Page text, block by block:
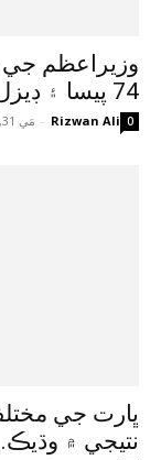
74 پيسا ۽ ڊيزل...
Rizwan Ali
- مَي 31, 2024 0
ڀارت جي
نتيجي ۾